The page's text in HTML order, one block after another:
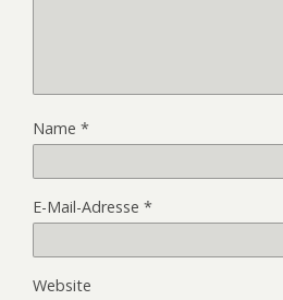
Name *
E-Mail-Adresse *
Website